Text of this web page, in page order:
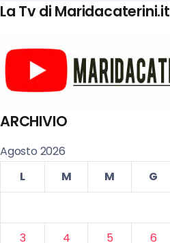
La Tv di Maridacaterini.it
ARCHIVIO
Agosto 2026
L
M M G
3
4 5 6